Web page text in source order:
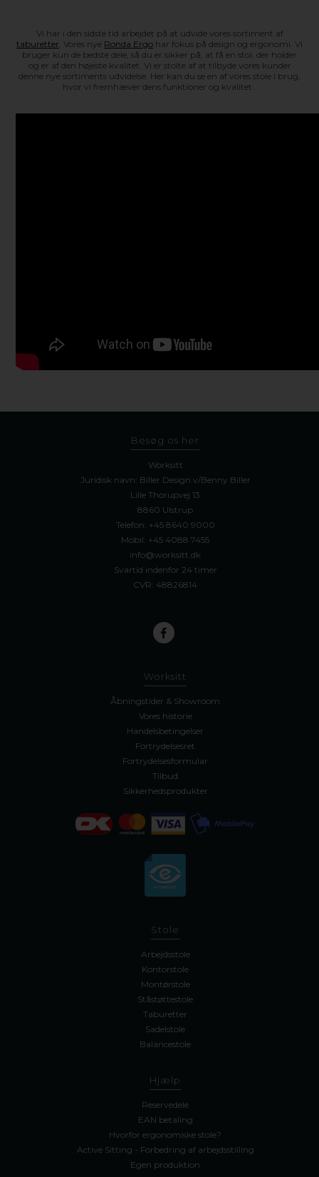
Vi har i den sidste tid arbejdet på at udvide vores sortiment af
taburetter . Vores nye Ronda Ergo har fokus på design og ergonomi. Vi
bruger kun de bedste dele, så du er sikker på, at få en stol, der holder
og er af den højeste kvalitet. Vi er stolte af at tilbyde vores kunder
denne nye sortiments udvidelse. Her kan du se en af vores stole i brug,
hvor vi fremhæver dens funktioner og kvalitet.
Besøg os her
Worksitt
Juridisk navn: Biller Design v/Benny Biller
Lille Thorupvej 13
8860 Ulstrup
Telefon: +45 8640 9000
Mobil: +45 4088 7455
info@worksitt.dk
Svartid indenfor 24 timer
CVR: 48826814
Worksitt
Åbningstider & Showroom
Vores historie
Handelsbetingelser
Fortrydelsesret
Fortrydelsesformular
Tilbud
Sikkerhedsprodukter
Stole
Arbejdsstole
Kontorstole
Montørstole
Ståstøttestole
Taburetter
Sadelstole
Balancestole
Hjælp
Reservedele
EAN betaling
Hvorfor ergonomiske stole?
Active Sitting - Forbedring af arbejdsstilling
Egen produktion